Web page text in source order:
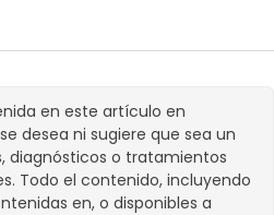
en este artículo en
desea ni sugiere que sea un
diagnósticos o tratamientos
Todo el contenido, incluyendo
en, o disponibles a